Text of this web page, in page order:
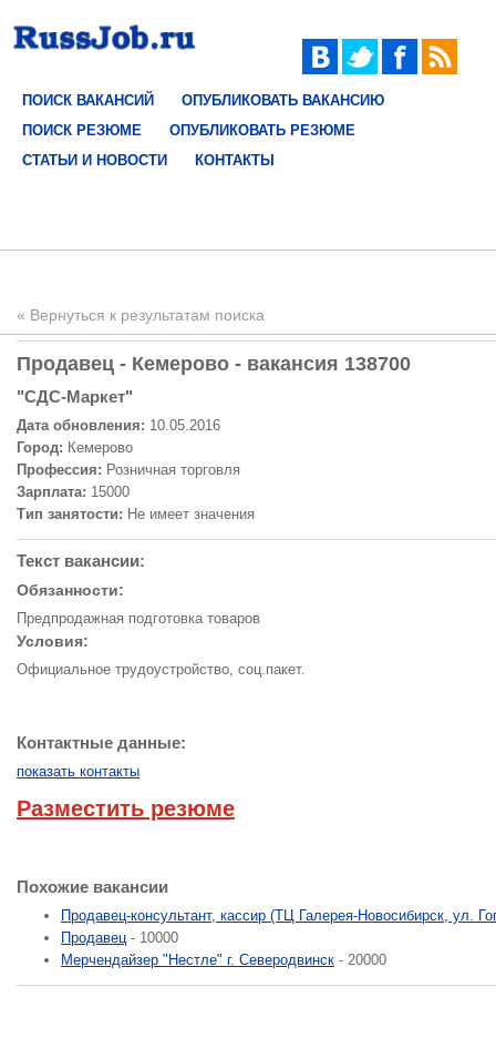
ПОИСК ВАКАНСИЙ
ОПУБЛИКОВАТЬ ВАКАНСИЮ
ПОИСК РЕЗЮМЕ
ОПУБЛИКОВАТЬ РЕЗЮМЕ
СТАТЬИ И НОВОСТИ
КОНТАКТЫ
« Вернуться к результатам поиска
Продавец - Кемерово - вакансия 138700
"СДС-Маркет"
Дата обновления: 10.05.2016
Город: Кемерово
Профессия: Розничная торговля
Зарплата: 15000
Тип занятости: Не имеет значения
Текст вакансии:
Обязанности:
Предпродажная подготовка товаров
Условия:
Официальное трудоустройство, соц.пакет.
Контактные данные:
показать контакты
Разместить резюме
Похожие вакансии
Продавец-консультант, кассир (ТЦ Галерея-Новосибирск, ул.
Продавец- 10000
Мерчендайзер "Нестле" г. Северодвинск - 20000